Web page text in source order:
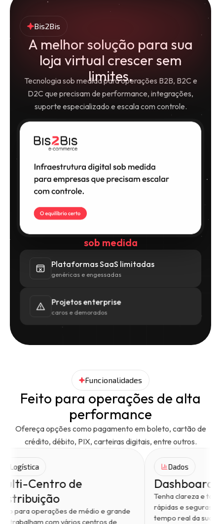
Bis2Bis
A melhor solução para sua
loja virtual crescer sem
limites.
Tecnologia sob medida para operações B2B, B2C e
D2C que precisam de performance, integrações,
suporte especializado e escala com controle.
Plataformas SaaS limitadas
genéricas e engessadas
Projetos enterprise
caros e demorados
sob medida
Funcionalidades
Feito para operações de alta
performance
Ofereça opções como pagamento em boleto, cartão de
crédito, débito, PIX, carteiras digitais, entre outros.
Multi-Centro de
Distribuição
Feito para operações de médio e grande
que trabalham com vários centros de
Tenha
rápidas e
tempo